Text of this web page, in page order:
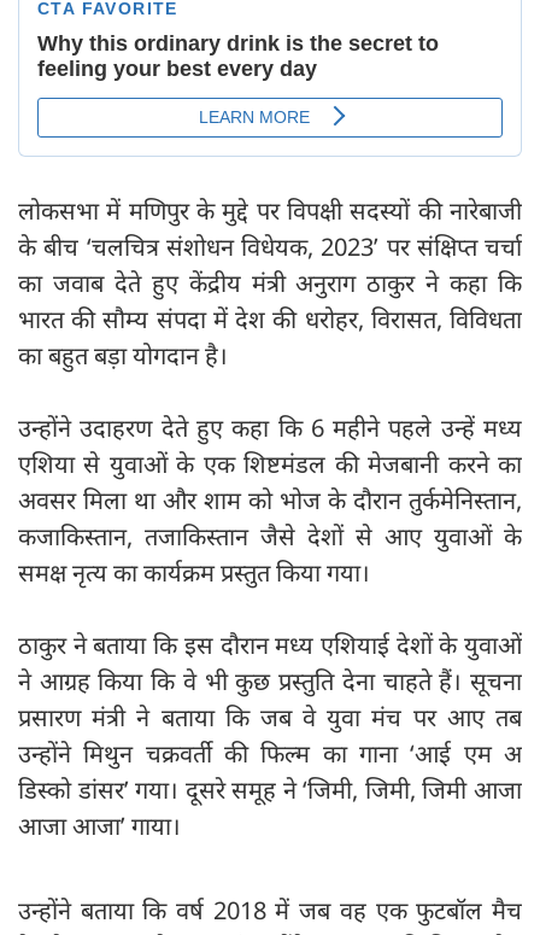
लोकसभा में मणिपुर के मुद्दे पर विपक्षी सदस्यों की नारेबाजी
के बीच ‘चलचित्र संशोधन विधेयक, 2023’ पर संक्षिप्त चर्चा
का जवाब देते हुए केंद्रीय मंत्री अनुराग ठाकुर ने कहा कि
भारत की सौम्य संपदा में देश की धरोहर, विरासत, विविधता
का बहुत बड़ा योगदान है।
उन्होंने उदाहरण देते हुए कहा कि 6 महीने पहले उन्हें मध्य
एशिया से युवाओं के एक शिष्टमंडल की मेजबानी करने का
अवसर मिला था और शाम को भोज के दौरान तुर्कमेनिस्तान,
कजाकिस्तान, तजाकिस्तान जैसे देशों से आए युवाओं के
समक्ष नृत्य का कार्यक्रम प्रस्तुत किया गया।
ठाकुर ने बताया कि इस दौरान मध्य एशियाई देशों के युवाओं
ने आग्रह किया कि वे भी कुछ प्रस्तुति देना चाहते हैं। सूचना
प्रसारण मंत्री ने बताया कि जब वे युवा मंच पर आए तब
उन्होंने मिथुन चक्रवर्ती की फिल्म का गाना ‘आई एम अ
डिस्को डांसर’ गया। दूसरे समूह ने ‘जिमी, जिमी, जिमी आजा
आजा आजा’ गाया।
उन्होंने बताया कि वर्ष 2018 में जब वह एक फुटबॉल मैच